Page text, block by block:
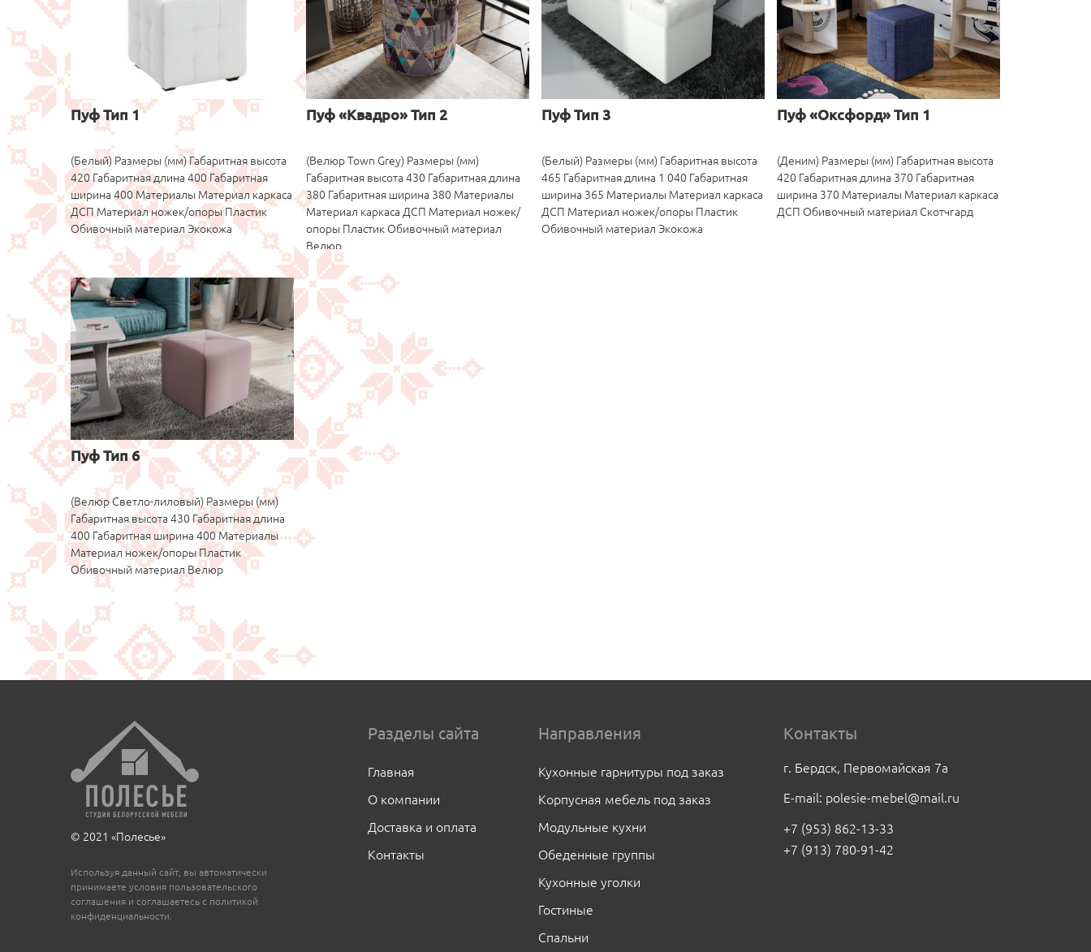
Пуф Тип 1
(Белый) Размеры (мм) Габаритная высота
420 Габаритная длина 400 Габаритная
ширина 400 Материалы Материал каркаса
ДСП Материал ножек/опоры Пластик
Обивочный материал Экокожа
Пуф «Квадро» Тип 2
(Велюр Town Grey) Размеры (мм)
Габаритная высота 430 Габаритная длина
380 Габаритная ширина 380 Материалы
Материал каркаса ДСП Материал ножек/
опоры Пластик Обивочный материал
Велюр
Пуф Тип 3
(Белый) Размеры (мм) Габаритная высота
465 Габаритная длина 1 040 Габаритная
ширина 365 Материалы Материал каркаса
ДСП Материал ножек/опоры Пластик
Обивочный материал Экокожа
Пуф «Оксфорд» Тип 1
(Деним) Размеры (мм) Габаритная высота
420 Габаритная длина 370 Габаритная
ширина 370 Материалы Материал каркаса
ДСП Обивочный материал Скотчгард
Пуф Тип 6
(Велюр Светло-лиловый) Размеры (мм)
Габаритная высота 430 Габаритная длина
400 Габаритная ширина 400 Материалы
Материал ножек/опоры Пластик
Обивочный материал Велюр
© 2021 «Полесье»
Используя данный сайт, вы автоматически
принимаете условия пользовательского
соглашения и соглашаетесь с политикой
конфиденциальности.
Разделы сайта
Главная
О компании
Доставка и оплата
Контакты
Направления
Кухонные гарнитуры под заказ
Корпусная мебель под заказ
Модульные кухни
Обеденные группы
Кухонные уголки
Гостиные
Спальни
Контакты
г. Бердск, Первомайская 7а
E-mail: polesie-mebel@mail.ru
+7 (953) 862-13-33
+7 (913) 780-91-42